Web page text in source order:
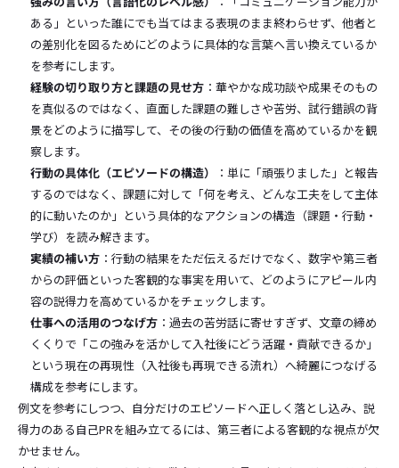
ある」といった誰にでも当てはまる表現のまま終わらせず、他者と
の差別化を図るためにどのように具体的な言葉へ言い換えているか
を参考にします。
経験の切り取り方と課題の見せ方 ：華やかな成功談や成果そのもの
を真似るのではなく、直面した課題の難しさや苦労、試行錯誤の背
景をどのように描写して、その後の行動の価値を高めているかを観
察します。
行動の具体化（エピソードの構造）
：単に「頑張りました」と報告
するのではなく、課題に対して「何を考え、どんな工夫をして主体
的に動いたのか」という具体的なアクションの構造（課題・行動・
学び）を読み解きます。
実績の補い方 ：行動の結果をただ伝えるだけでなく、数字や第三者
からの評価といった客観的な事実を用いて、どのようにアピール内
容の説得力を高めているかをチェックします。
仕事への活用のつなげ方 ：過去の苦労話に寄せすぎず、文章の締め
くくりで「この強みを活かして入社後にどう活躍・貢献できるか」
という現在の再現性（入社後も再現できる流れ）へ綺麗につなげる
構成を参考にします。
例文を参考にしつつ、自分だけのエピソードへ正しく落とし込み、説
得力のある自己PRを組み立てるには、第三者による客観的な視点が欠
かせません。